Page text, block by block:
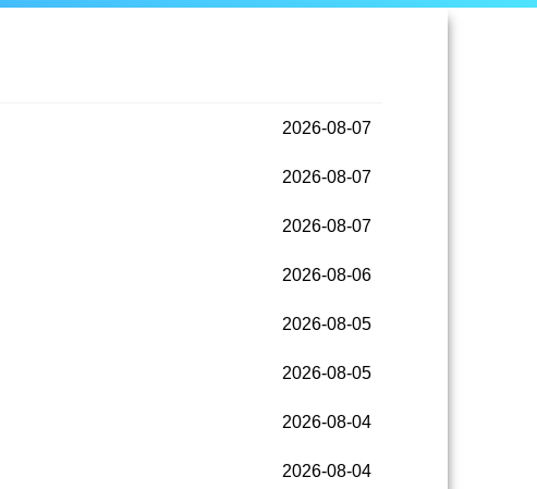
2026-08-07
2026-08-07
2026-08-07
2026-08-06
2026-08-05
2026-08-05
2026-08-04
2026-08-04